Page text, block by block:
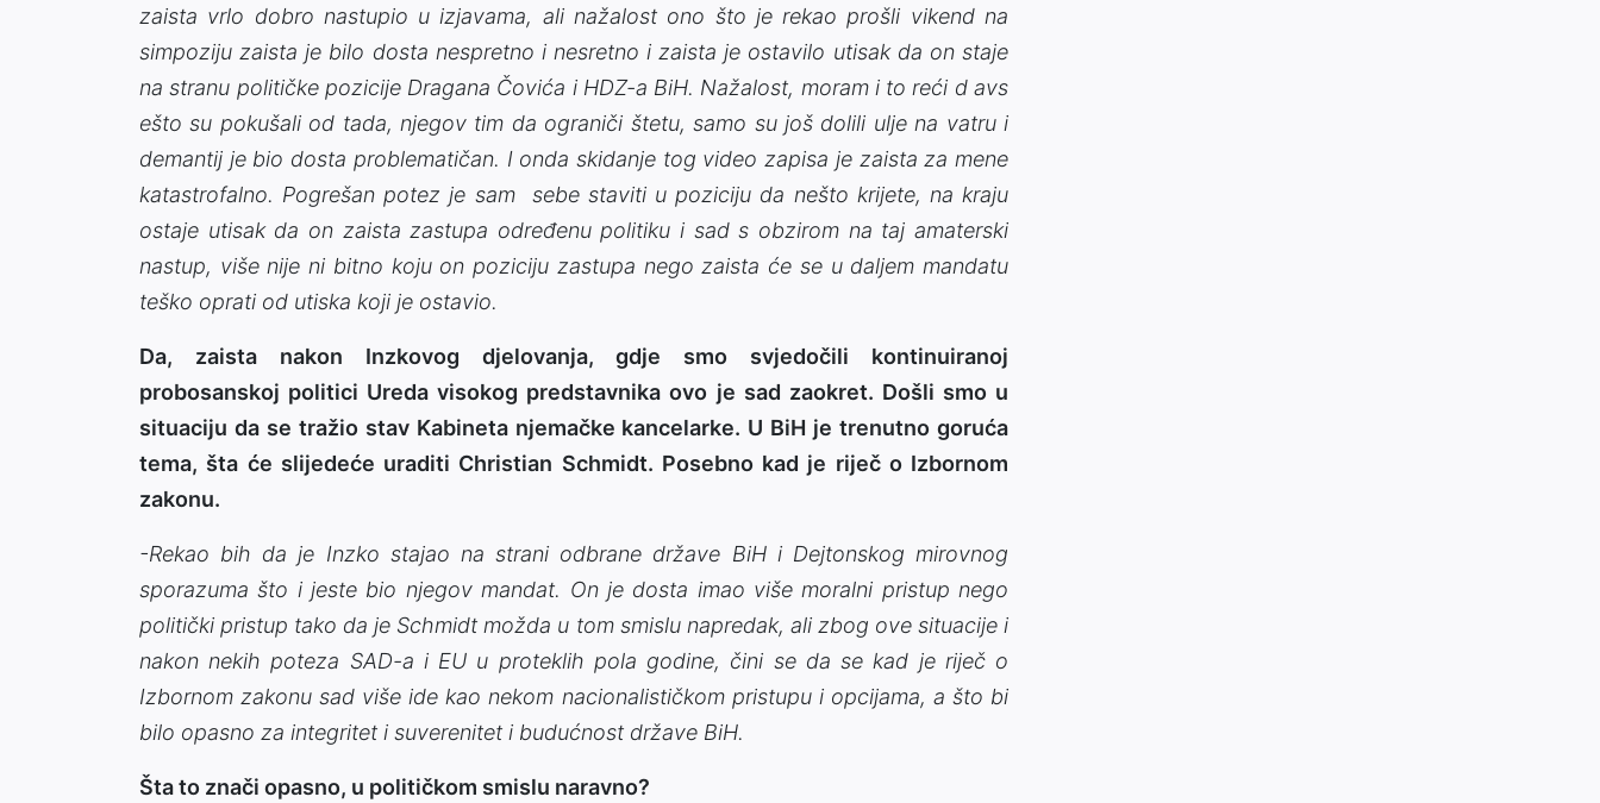
zaista vrlo dobro nastupio u izjavama, ali nažalost ono što je rekao prošli vikend na
simpoziju zaista je bilo dosta nespretno i nesretno i zaista je ostavilo utisak da on staje
na stranu političke pozicije Dragana Čovića i HDZ-a BiH. Nažalost, moram i to reći d avs
ešto su pokušali od tada, njegov tim da ograniči štetu, samo su još dolili ulje na vatru i
demantij je bio dosta problematičan. I onda skidanje tog video zapisa je zaista za mene
katastrofalno. Pogrešan potez je sam sebe staviti u poziciju da nešto krijete, na kraju
ostaje utisak da on zaista zastupa određenu politiku i sad s obzirom na taj amaterski
nastup, više nije ni bitno koju on poziciju zastupa nego zaista će se u daljem mandatu
teško oprati od utiska koji je ostavio.
Da, zaista nakon Inzkovog djelovanja, gdje smo svjedočili kontinuiranoj
probosanskoj politici Ureda visokog predstavnika ovo je sad zaokret. Došli smo u
situaciju da se tražio stav Kabineta njemačke kancelarke. U BiH je trenutno goruća
tema, šta će slijedeće uraditi Christian Schmidt. Posebno kad je riječ o Izbornom
zakonu.
-Rekao bih da je Inzko stajao na strani odbrane države BiH i Dejtonskog mirovnog
sporazuma što i jeste bio njegov mandat. On je dosta imao više moralni pristup nego
politički pristup tako da je Schmidt možda u tom smislu napredak, ali zbog ove situacije i
nakon nekih poteza SAD-a i EU u proteklih pola godine, čini se da se kad je riječ o
Izbornom zakonu sad više ide kao nekom nacionalističkom pristupu i opcijama, a što bi
bilo opasno za integritet i suverenitet i budućnost države BiH.
Šta to znači opasno, u političkom smislu naravno?